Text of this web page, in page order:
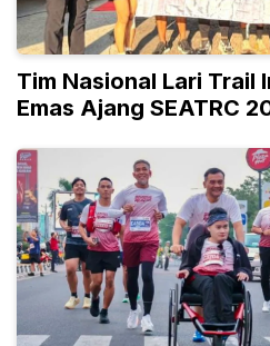
Tim Nasional Lari Trail
Emas Ajang SEATRC